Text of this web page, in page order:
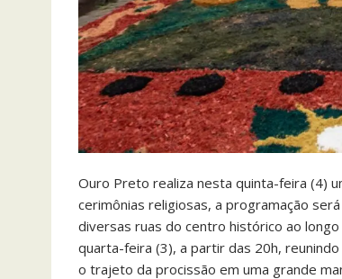
Ouro Preto realiza nesta quinta-feira (4)
cerimônias religiosas, a programação
diversas ruas do centro histórico ao
quarta-feira (3), a partir das 20h,
o trajeto da procissão em uma grande